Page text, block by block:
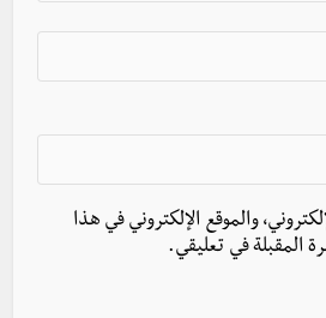
والموقع الإلكتروني في هذا
المقبلة في تعليقي.